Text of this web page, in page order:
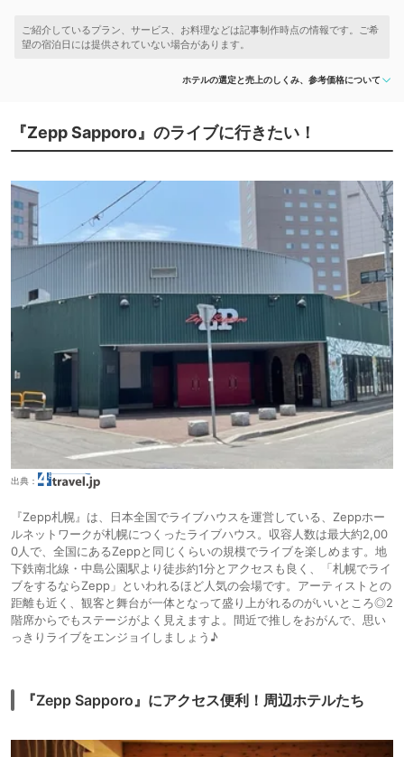
ホテルの選定と売上のしくみ、参考価格について
『Zepp Sapporo』のライブに行きたい！
出典：
『Zepp札幌』は、日本全国でライブハウスを運営している、Zeppホー
ルネットワークが札幌につくったライブハウス。収容人数は最大約2,00
0人で、全国にあるZeppと同じくらいの規模でライブを楽しめます。地
下鉄南北線・中島公園駅より徒歩約1分とアクセスも良く、「札幌でライ
ブをするならZepp」といわれるほど人気の会場です。アーティストとの
距離も近く、観客と舞台が一体となって盛り上がれるのがいいところ◎2
階席からでもステージがよく見えますよ。間近で推しをおがんで、思い
っきりライブをエンジョイしましょう♪
『Zepp Sapporo』にアクセス便利！周辺ホテルたち